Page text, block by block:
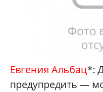
Евгения Альбац*:
предупредить —